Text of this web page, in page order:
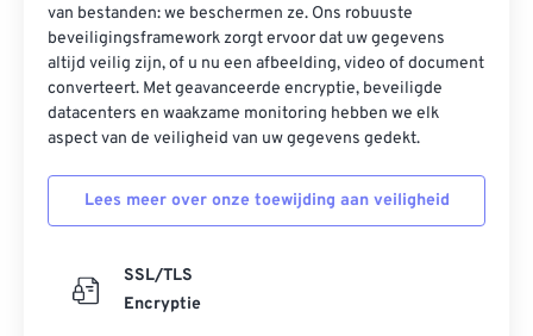
van bestanden: we beschermen ze. Ons robuuste
beveiligingsframework zorgt ervoor dat uw gegevens
altijd veilig zijn, of u nu een afbeelding, video of document
converteert. Met geavanceerde encryptie, beveiligde
datacenters en waakzame monitoring hebben we elk
aspect van de veiligheid van uw gegevens gedekt.
Lees meer over onze toewijding aan veiligheid
SSL/TLS
Encryptie